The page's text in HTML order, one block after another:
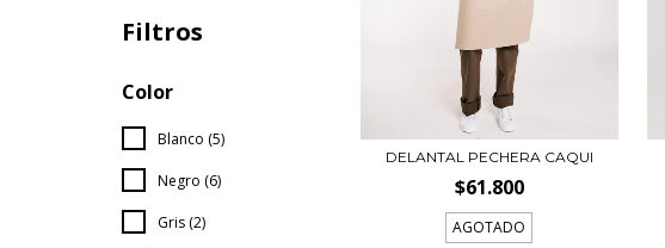
Filtros
Color
Blanco (5)
Negro (6)
Gris (2)
DELANTAL PECHERA CAQUI
$61.800
AGOTADO